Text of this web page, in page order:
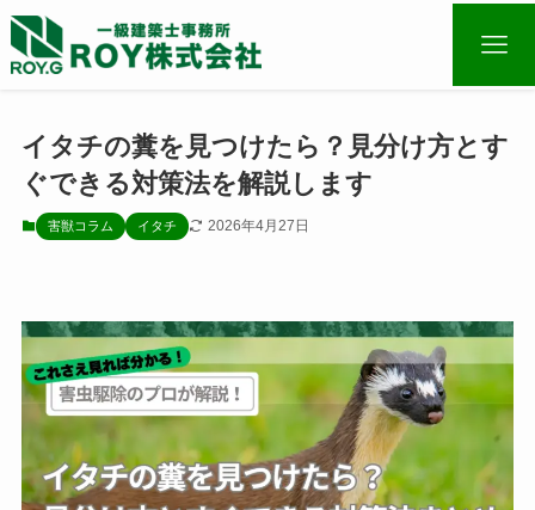
イタチの糞を見つけたら？見分け方とす
ぐできる対策法を解説します
害獣コラム イタチ 2026年4月27日